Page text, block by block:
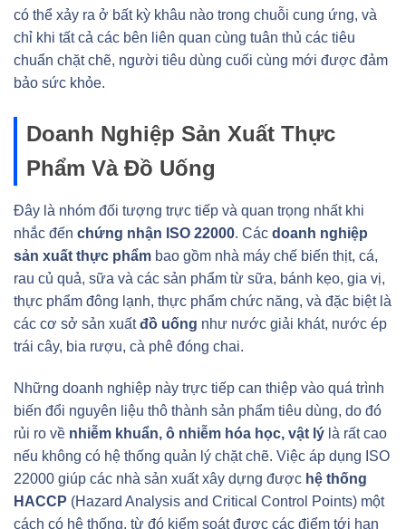
có thể xảy ra ở bất kỳ khâu nào trong chuỗi cung ứng, và
chỉ khi tất cả các bên liên quan cùng tuân thủ các tiêu
chuẩn chặt chẽ, người tiêu dùng cuối cùng mới được đảm
bảo sức khỏe.
Doanh Nghiệp Sản Xuất Thực
Phẩm Và Đồ Uống
Đây là nhóm đối tượng trực tiếp và quan trọng nhất khi
nhắc đến chứng nhận ISO 22000. Các doanh nghiệp
sản xuất thực phẩm bao gồm nhà máy chế biến thịt, cá,
rau củ quả, sữa và các sản phẩm từ sữa, bánh kẹo, gia vị,
thực phẩm đông lạnh, thực phẩm chức năng, và đặc biệt là
các cơ sở sản xuấtđồ uống như nước giải khát, nước ép
trái cây, bia rượu, cà phê đóng chai.
Những doanh nghiệp này trực tiếp can thiệp vào quá trình
biến đổi nguyên liệu thô thành sản phẩm tiêu dùng, do đó
rủi ro về nhiễm khuẩn, ô nhiễm hóa học, vật lý là rất cao
nếu không có hệ thống quản lý chặt chẽ. Việc áp dụng ISO
22000 giúp các nhà sản xuất xây dựng được hệ thống
HACCP (Hazard Analysis and Critical Control Points) một
cách có hệ thống, từ đó kiểm soát được các điểm tới hạn